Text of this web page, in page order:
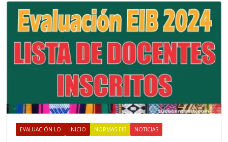
EVALUACIÓN LO INICIO NORMAS EIB NOTICIAS